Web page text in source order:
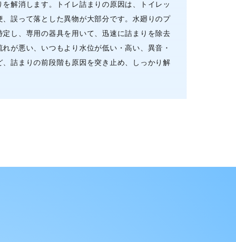
を解消します。トイレ詰まりの原因は、トイレッ
、誤って落とした異物が大部分です。水廻りのプ
定し、専用の器具を用いて、迅速に詰まりを除去
れが悪い、いつもより水位が低い・高い、異音・
、詰まりの前段階も原因を突き止め、しっかり解